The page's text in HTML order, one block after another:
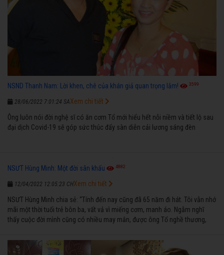
NSND Thanh Nam: Lời khen, chê của khán giả quan trọng lắm! 3599
28/06/2022 7:01:24 SA
Ông luôn nói đời nghệ sĩ có ăn cơm Tổ mới hiểu hết nỗi niềm và tiết lộ sau
đại dịch Covid-19 sẽ góp sức thúc đẩy sàn diễn cải lương sáng đèn
Xem chi tiết
NSƯT Hùng Minh: Một đời sân khấu 4882
12/04/2022 12:05:23 CH
NSƯT Hùng Minh chia sẻ: “Tính đến nay cũng đã 65 năm đi hát. Tôi vẫn nhớ
mãi một thời tuổi trẻ bôn ba, vất vả vì miếng cơm, manh áo. Ngẫm nghĩ
thấy cuộc đời mình cũng có nhiều may mắn, được ông Tổ nghề thương,
ngược nhận được những cơ may để từng bước thành danh với nghiệp ca
diễn”.
Xem chi tiết